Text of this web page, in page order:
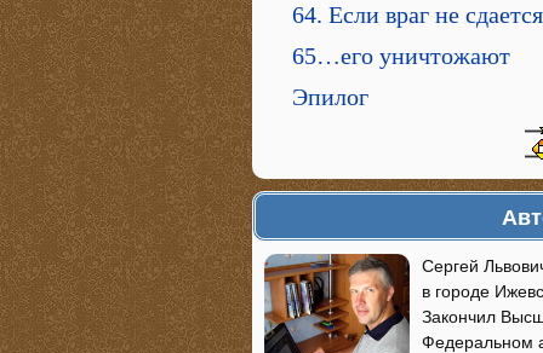
64. Если враг не
65…его уничтожают
Эпилог
Сергей
в городе
Закончил
Федеральном